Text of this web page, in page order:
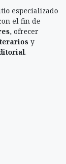
especializado
el fin de
, ofrecer
y
.